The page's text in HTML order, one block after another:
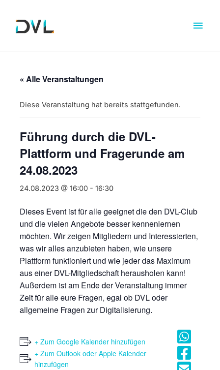
« Alle Veranstaltungen
Diese Veranstaltung hat bereits stattgefunden.
Führung durch die DVL-
Plattform und Fragerunde am
24.08.2023
24.08.2023 @ 16:00 - 16:30
Dieses Event ist für alle geeignet die den DVL-Club
und die vielen Angebote besser kennenlernen
möchten. Wir zeigen Mitgliedern und Interessierten,
was wir alles anzubieten haben, wie unsere
Plattform funktioniert und wie jeder das Maximum
aus einer DVL-Mitgliedschaft herausholen kann!
Außerdem ist am Ende der Veranstaltung immer
Zeit für alle eure Fragen, egal ob DVL oder
allgemeine Fragen zur Digitalisierung.
+ Zum Google Kalender hinzufügen
+ Zum Outlook oder Apple Kalender
hinzufügen